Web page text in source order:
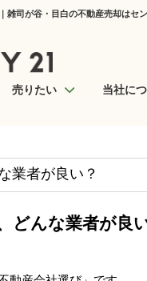
司が谷・目白の不動産売却はセ
売りたい 当社に